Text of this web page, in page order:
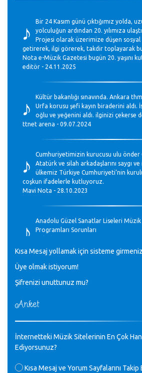
♪
Bir 24 Kasım günü çıktığımız yolda,
yolculuğun ardından 20. yılımıza
Projesi olarak üzerimize düşen
getirerek, ilgi görerek, takdir toplayarak
Nota e-Müzik Gazetesi bugün 20. yaşını
editör - 24.11.2025
♪
Kültür bakanlığı sınavında. Ankara thm
Urfa korusu şefi kayın biraderini aldı.
oğlu ve yeğenini aldı. ilginizi çekerse
ttnet arena - 09.07.2024
♪
Cumhuriyetimizin kurucusu ulu önder
Atatürk ve silah arkadaşlarını saygı
ülkemiz Türkiye Cumhuriyeti’nin
coşkun ifadelerle kutluyoruz.
Mavi Nota - 28.10.2023
♪
Anadolu Güzel Sanatlar Liseleri
Programları Sorunları
♪
GEÇMİŞ OLSUN TÜRKİYE!
♪
30 yıl sonra karşılaşmak çok güzel
M.Semih Baylan - 08.01.2023
Değerli Müfit hocama en içten sevgi
Kısa Mesaj yollamak için sisteme
Üye olmak istiyorum!
Şifrenizi unuttunuz mu?
Anket
İnternetteki Müzik Sitelerinin En Çok
Ediyorsunuz?
Kısa Mesaj ve Yorum Sayfalarını